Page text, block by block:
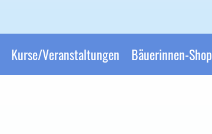
Kurse/Veranstaltungen Bäuerinnen-Shop